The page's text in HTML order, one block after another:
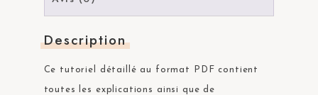
Description
Ce tutoriel détaillé au format PDF contient
toutes les explications ainsi que de